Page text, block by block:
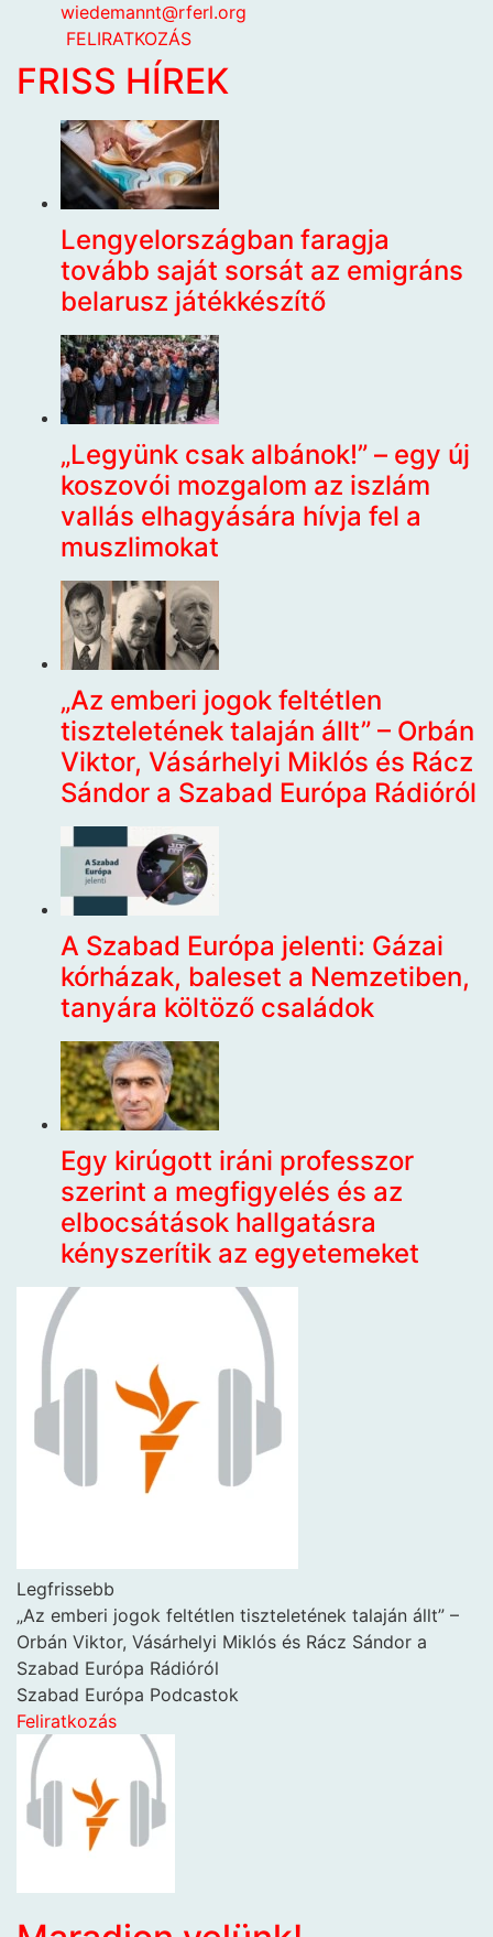
wiedemannt@rferl.org
FELIRATKOZÁS
FRISS HÍREK
Lengyelországban faragja
tovább saját sorsát az emigráns
belarusz játékkészítő
„Legyünk csak albánok!” – egy új
koszovói mozgalom az iszlám
vallás elhagyására hívja fel a
muszlimokat
„Az emberi jogok feltétlen
tiszteletének talaján állt” – Orbán
Viktor, Vásárhelyi Miklós és Rácz
Sándor a Szabad Európa Rádióról
A Szabad Európa jelenti: Gázai
kórházak, baleset a Nemzetiben,
tanyára költöző családok
Egy kirúgott iráni professzor
szerint a megfigyelés és az
elbocsátások hallgatásra
kényszerítik az egyetemeket
Legfrissebb
„Az emberi jogok feltétlen tiszteletének talaján állt” –
Orbán Viktor, Vásárhelyi Miklós és Rácz Sándor a
Szabad Európa Rádióról
Szabad Európa Podcastok
Feliratkozás